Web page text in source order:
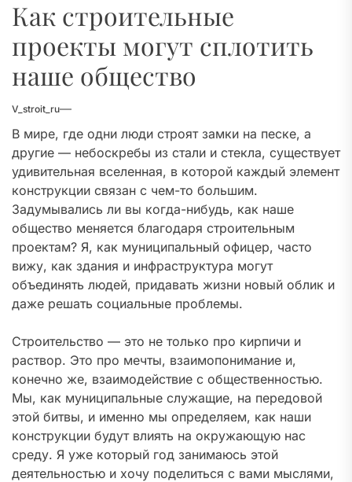
Как строительные
проекты могут сплотить
наше общество
V_stroit_ru
В мире, где одни люди строят замки на песке, а
другие — небоскребы из стали и стекла, существует
удивительная вселенная, в которой каждый элемент
конструкции связан с чем-то большим.
Задумывались ли вы когда-нибудь, как наше
общество меняется благодаря строительным
проектам? Я, как муниципальный офицер, часто
вижу, как здания и инфраструктура могут
объединять людей, придавать жизни новый облик и
даже решать социальные проблемы.
Строительство — это не только про кирпичи и
раствор. Это про мечты, взаимопонимание и,
конечно же, взаимодействие с общественностью.
Мы, как муниципальные служащие, на передовой
этой битвы, и именно мы определяем, как наши
конструкции будут влиять на окружающую нас
среду. Я уже который год занимаюсь этой
деятельностью и хочу поделиться с вами мыслями,